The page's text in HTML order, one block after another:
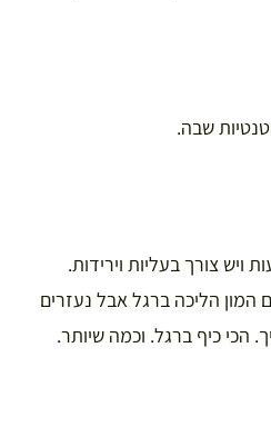
שבה.
ויש צורך בעליות וירידות.
המון הליכה ברגל אבל נעזרים
הכי כיף ברגל. וכמה שיותר.